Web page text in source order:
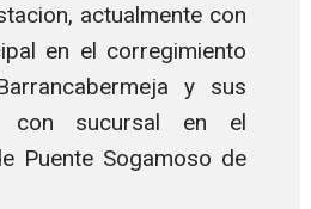
actualmente con
en el corregimiento
y sus
con sucursal en el
Puente Sogamoso de